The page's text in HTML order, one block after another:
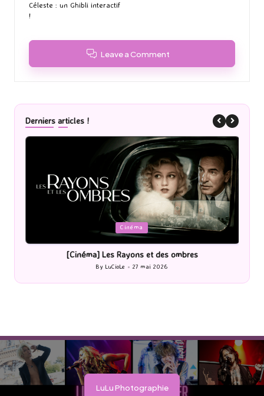
Céleste : un Ghibli interactif
!
Leave a Comment
Derniers articles !
Cinéma
[Cinéma] Les Rayons et des ombres
Posted
by
By LuCioLe 27 mai 2026
LuLu Photographie